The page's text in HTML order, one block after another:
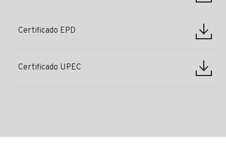
Certificado EPD
Certificado UPEC